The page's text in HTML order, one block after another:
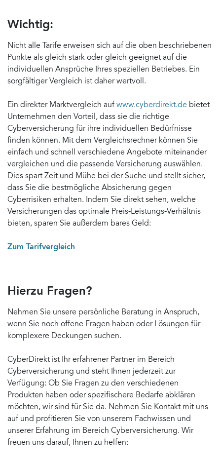
Wichtig:
Nicht alle Tarife erweisen sich auf die oben beschriebenen
Punkte als gleich stark oder gleich geeignet auf die
individuellen Ansprüche Ihres speziellen Betriebes. Ein
sorgfältiger Vergleich ist daher wertvoll.
Ein direkter Marktvergleich auf www.cyberdirekt.de bietet
Unternehmen den Vorteil, dass sie die richtige
Cyberversicherung für ihre individuellen Bedürfnisse
finden können. Mit dem Vergleichsrechner können Sie
einfach und schnell verschiedene Angebote miteinander
vergleichen und die passende Versicherung auswählen.
Dies spart Zeit und Mühe bei der Suche und stellt sicher,
dass Sie die bestmögliche Absicherung gegen
Cyberrisiken erhalten. Indem Sie direkt sehen, welche
Versicherungen das optimale Preis-Leistungs-Verhältnis
bieten, sparen Sie außerdem bares Geld:
Zum Tarifvergleich
Hierzu Fragen?
Nehmen Sie unsere persönliche Beratung in Anspruch,
wenn Sie noch offene Fragen haben oder Lösungen für
komplexere Deckungen suchen.
CyberDirekt ist Ihr erfahrener Partner im Bereich
Cyberversicherung und steht Ihnen jederzeit zur
Verfügung: Ob Sie Fragen zu den verschiedenen
Produkten haben oder spezifischere Bedarfe abklären
möchten, wir sind für Sie da. Nehmen Sie Kontakt mit uns
auf und profitieren Sie von unserem Fachwissen und
unserer Erfahrung im Bereich Cyberversicherung. Wir
freuen uns darauf, Ihnen zu helfen: